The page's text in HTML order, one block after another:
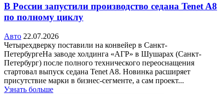
В России запустили производство седана Tenet A8
по полному циклу
Авто 22.07.2026
Четырехдверку поставили на конвейер в Санкт-
ПетербургеНа заводе холдинга «АГР» в Шушарах (Санкт-
Петербург) после полного технического переоснащения
стартовал выпуск седана Tenet A8. Новинка расширяет
присутствие марки в бизнес-сегменте, а сам проект...
Узнать больше